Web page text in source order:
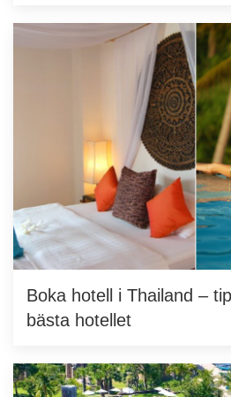
Boka hotell i Thailand –
bästa hotellet